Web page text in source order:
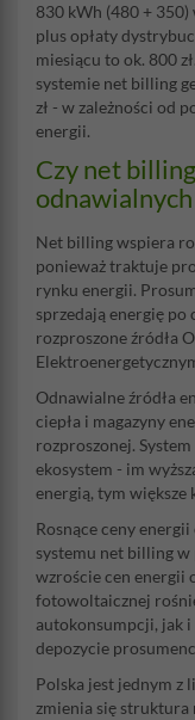
830 kWh (480 + 350)
plus opłaty
miesiącu to ok. 800
systemie net billing
zł - w zależności od
energii.
Czy net
Net billing wspiera
ponieważ traktuje
rynku energii.
sprzedają energię
rozproszone źródła
Odnawialne źródła
ciepła i magazyny
rozproszonej.
ekosystem - im
energią, tym większe
Rosnące ceny
systemu net billing
wzroście cen energii
fotowoltaicznej
autokonsumpcji, jak
depozycie
Polska jest jednym
zmienia się struktura